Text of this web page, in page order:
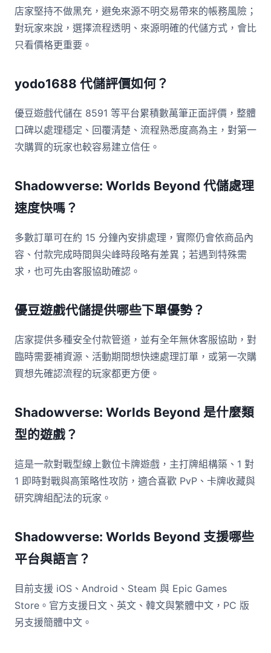
店家堅持不做黑充，避免來源不明交易帶來的帳務風險；
對玩家來說，選擇流程透明、來源明確的代儲方式，會比
只看價格更重要。
yodo1688 代儲評價如何？
優豆遊戲代儲在 8591 等平台累積數萬筆正面評價，整體
口碑以處理穩定、回覆清楚、流程熟悉度高為主，對第一
次購買的玩家也較容易建立信任。
Shadowverse: Worlds Beyond 代儲處理
速度快嗎？
多數訂單可在約 15 分鐘內安排處理，實際仍會依商品內
容、付款完成時間與尖峰時段略有差異；若遇到特殊需
求，也可先由客服協助確認。
優豆遊戲代儲提供哪些下單優勢？
店家提供多種安全付款管道，並有全年無休客服協助，對
臨時需要補資源、活動期間想快速處理訂單，或第一次購
買想先確認流程的玩家都更方便。
Shadowverse: Worlds Beyond 是什麼類
型的遊戲？
這是一款對戰型線上數位卡牌遊戲，主打牌組構築、1 對
1 即時對戰與高策略性攻防，適合喜歡 PvP、卡牌收藏與
研究牌組配法的玩家。
Shadowverse: Worlds Beyond 支援哪些
平台與語言？
目前支援 iOS、Android、Steam 與 Epic Games
Store。官方支援日文、英文、韓文與繁體中文，PC 版
另支援簡體中文。